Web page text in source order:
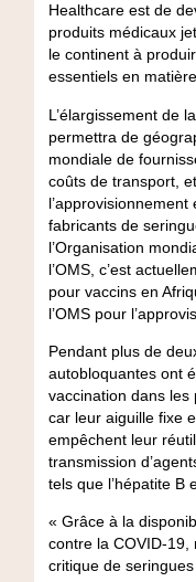
Healthcare est de
produits médicaux
le continent à
essentiels en
L’élargissement de
permettra de
mondiale de
coûts de transport,
l’approvisionnement
fabricants de
l’Organisation
l’OMS, c’est
pour vaccins en
l’OMS pour
Pendant plus de
autobloquantes ont
vaccination dans les
car leur aiguille fixe
empêchent leur
transmission
tels que l’hépatite B
« Grâce à la
contre la COVID-19,
critique de